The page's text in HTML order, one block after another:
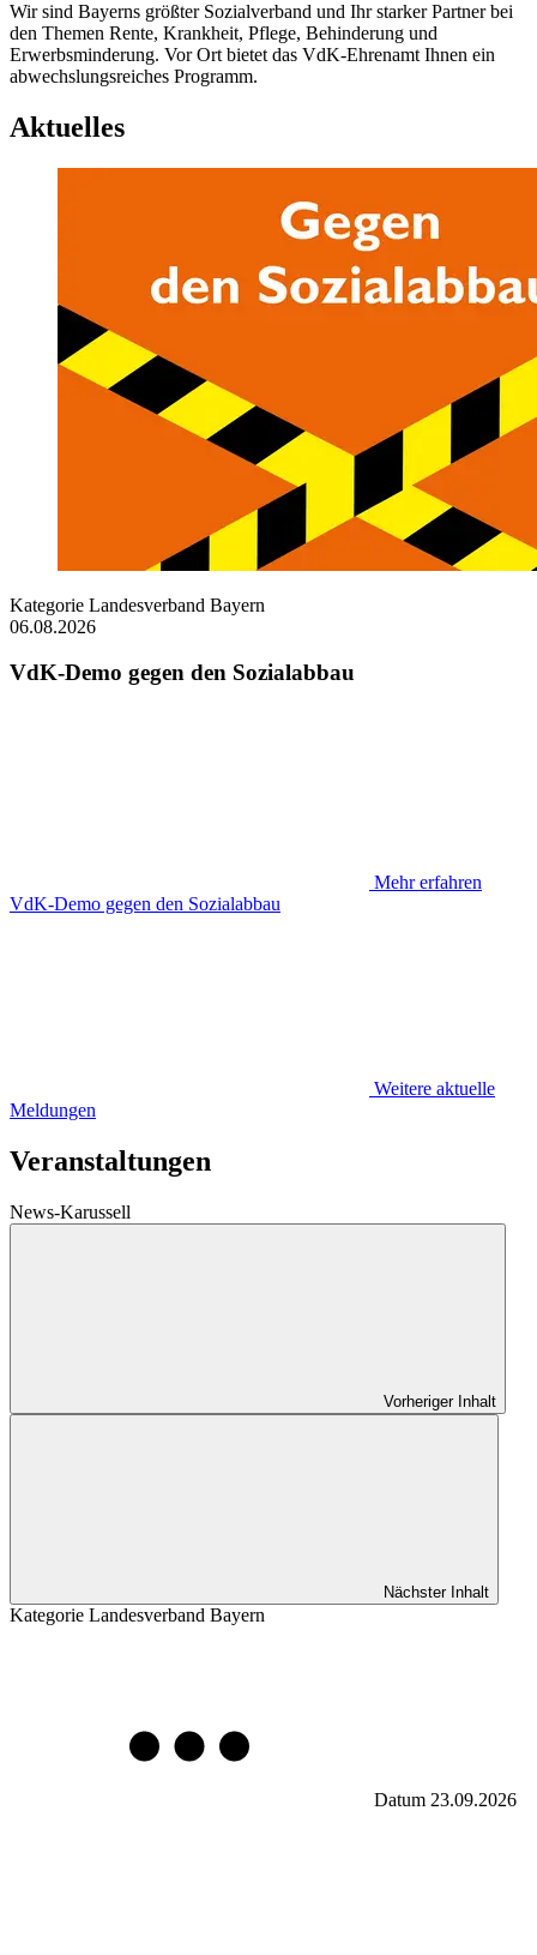
Wir sind Bayerns größter Sozialverband und Ihr starker Partner bei
den Themen Rente, Krankheit, Pflege, Behinderung und
Erwerbsminderung. Vor Ort bietet das VdK-Ehrenamt Ihnen ein
abwechslungsreiches Programm.
Aktuelles
Kategorie Landesverband Bayern
06.08.2026
VdK-Demo gegen den Sozialabbau
Mehr erfahren
VdK-Demo gegen den Sozialabbau
Weitere aktuelle
Meldungen
Veranstaltungen
News-Karussell
Vorheriger Inhalt
Nächster Inhalt
Kategorie Landesverband Bayern
Datum 23.09.2026